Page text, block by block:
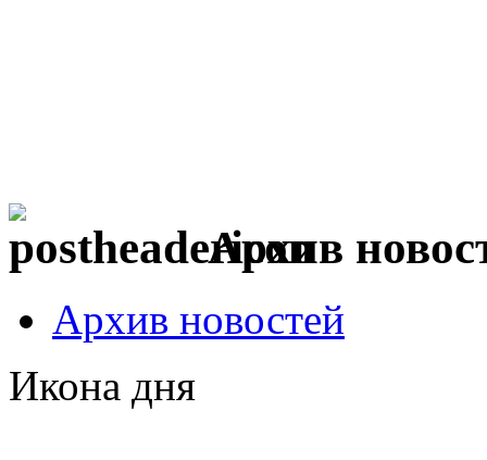
Архив
Архив новостей
Икона дня